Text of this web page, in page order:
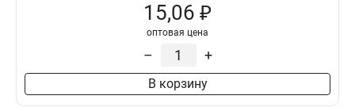
15,06 ₽
оптовая цена
– +
В корзину